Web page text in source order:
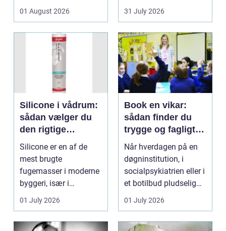
en hurtig buket.
Blomste...
01 August 2026 31 July 2026
Silicone i vådrum:
sådan vælger du
den rigtige
fugemasse
Silicone er en af de
mest brugte
fugemasser i moderne
byggeri, især i
badeværelser,
køkkener og andr...
01 July 2026
Book en vikar:
sådan finder du
trygge og fagligt
stærke løsninger
Når hverdagen på en
døgninstitution, i
socialpsykiatrien eller i
et botilbud pludselig
ændrer sig, k...
01 July 2026